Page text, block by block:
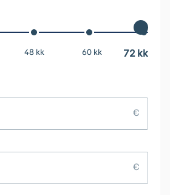
48 kk 60 kk 72 kk